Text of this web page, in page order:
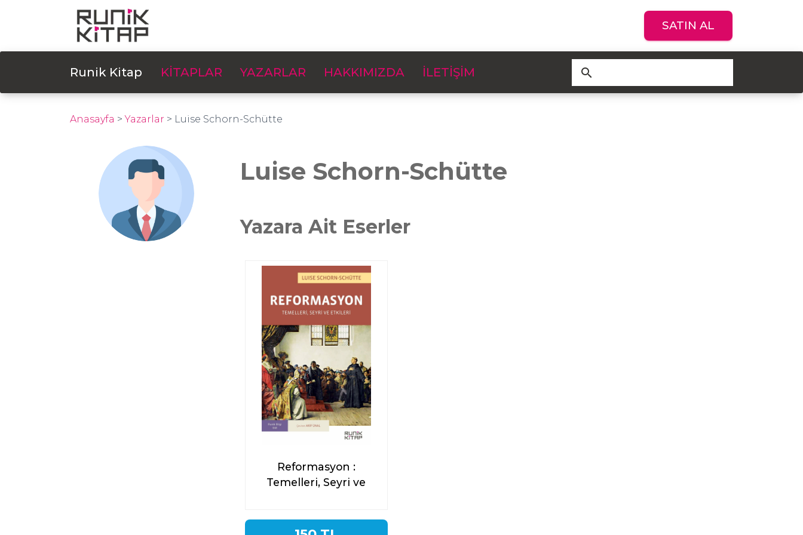
SATIN AL
Runik Kitap KİTAPLAR YAZARLAR HAKKIMIZDA İLETİŞİM search
Anasayfa >Yazarlar > Luise Schorn-Schütte
Luise Schorn-Schütte
Yazara Ait Eserler
Reformasyon :
Temelleri, Seyri ve